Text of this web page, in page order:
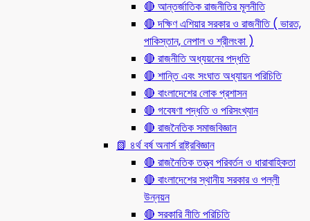
🔴 আন্তর্জাতিক রাজনীতির মূলনীতি
🔴 দক্ষিণ এশিয়ার সরকার ও রাজনীতি ( ভারত,
পাকিস্তান, নেপাল ও শ্রীলংকা )
🔴 রাজনীতি অধ্যয়নের পদ্ধতি
🔴 শান্তি এবং সংঘাত অধ্যায়ন পরিচিতি
🔴 বাংলাদেশের লোক প্রশাসন
🔴 গবেষণা পদ্ধতি ও পরিসংখ্যান
🔴 রাজনৈতিক সমাজবিজ্ঞান
📗 ৪র্থ বর্ষ অনার্স রাষ্ট্রবিজ্ঞান
🔴 রাজনৈতিক তত্ত্ব পরিবর্তন ও ধারাবাহিকতা
🔴 বাংলাদেশের স্থানীয় সরকার ও পল্লী
উন্নয়ন
🔴 সরকারি নীতি পরিচিতি